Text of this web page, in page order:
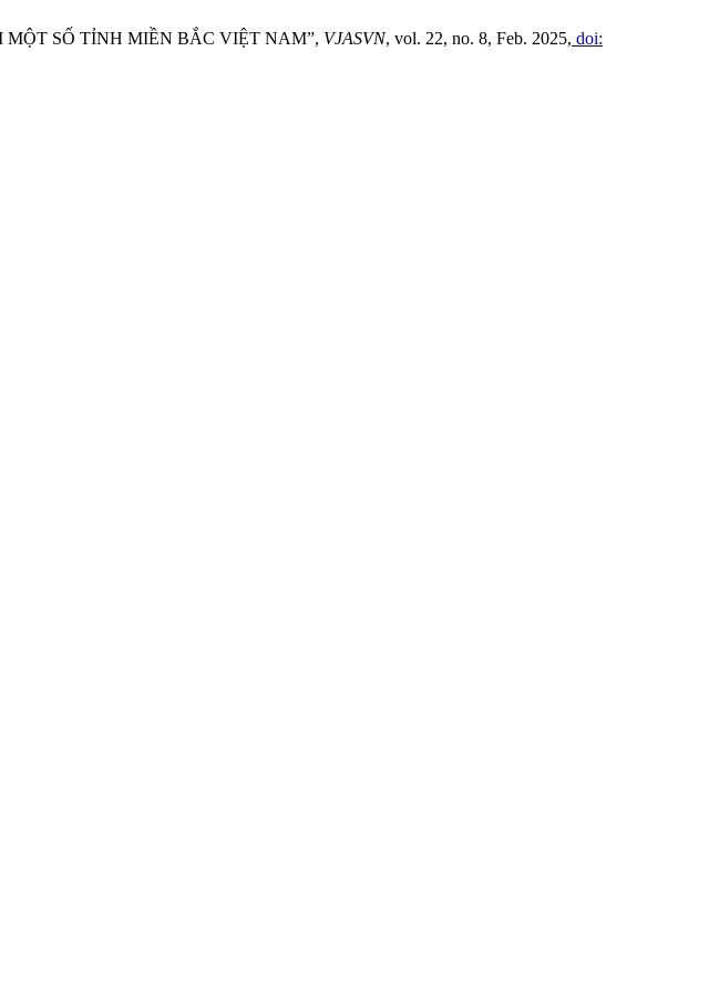
SỐ TỈNH MIỀN BẮC VIỆT NAM”, VJASVN, vol. 22, no. 8, Feb. 2025, doi: